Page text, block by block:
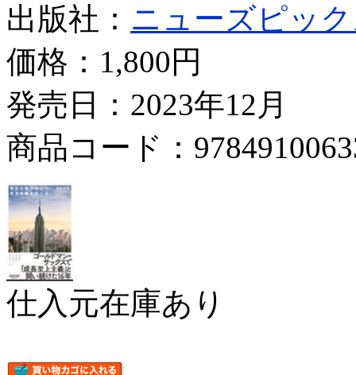
出版社： ニューズピッ
価格： 1,800円
発売日：2023年12月
商品コード：
仕入元在庫あり